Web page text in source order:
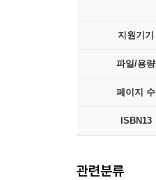
지원기기
파일/용량
페이지 수
ISBN13
관련분류